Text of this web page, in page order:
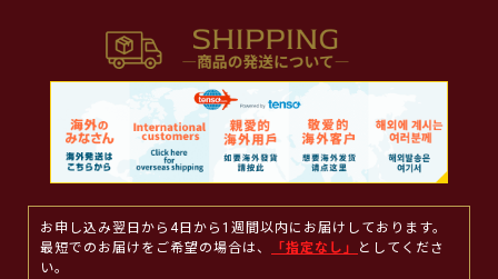
お申し込み翌日から4日から1週間以内にお届けしております。
最短でのお届けをご希望の場合は、
「指定なし」
としてくださ
い。